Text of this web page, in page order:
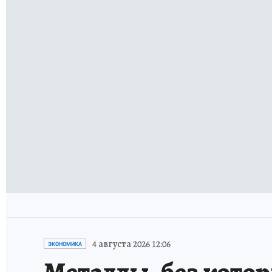
ЭКОНОМИКА 4 августа 2026 12:06